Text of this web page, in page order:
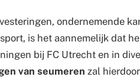
ondernemende
is het aannemelijk dat
bij FC Utrecht en in
van seumeren zal